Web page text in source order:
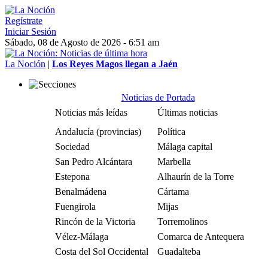
Regístrate
Iniciar Sesión
Sábado, 08 de Agosto de 2026 - 6:51 am
La Noción | Los Reyes Magos llegan a Jaén
Noticias de Portada
Noticias más leídas
Últimas noticias
Andalucía (provincias)
Política
Sociedad
Málaga capital
San Pedro Alcántara
Marbella
Estepona
Alhaurín de la Torre
Benalmádena
Cártama
Fuengirola
Mijas
Rincón de la Victoria
Torremolinos
Vélez-Málaga
Comarca de Antequera
Costa del Sol Occidental
Guadalteba